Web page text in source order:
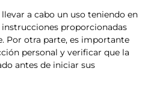
a cabo un uso teniendo en
proporcionadas
Por otra parte, es importante
personal y verificar que la
antes de iniciar sus